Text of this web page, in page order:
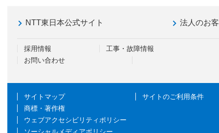
NTT東日本公式サイト 法人のお
採用情報
工事・故障情報
お問い合わせ
サイトマップ
サイトのご利用条件
商標・著作権
ウェブアクセシビリティポリシー